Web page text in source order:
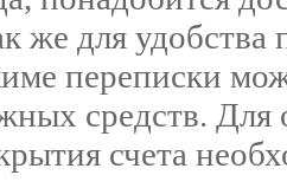
же для удобства
переписки
средств.
счета